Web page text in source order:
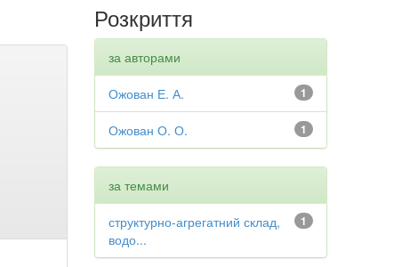
Розкриття
за авторами
1
Ожован Е. А.
1
Ожован О. О.
за темами
1
структурно-агрегатний склад,
водо...